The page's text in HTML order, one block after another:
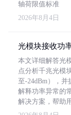
轴荷限值标准
2026年8月4日
光模块接收功
本文详细解答光
点分析千兆光模
至-24dBm），
解释功率异常的
解决方案，帮助